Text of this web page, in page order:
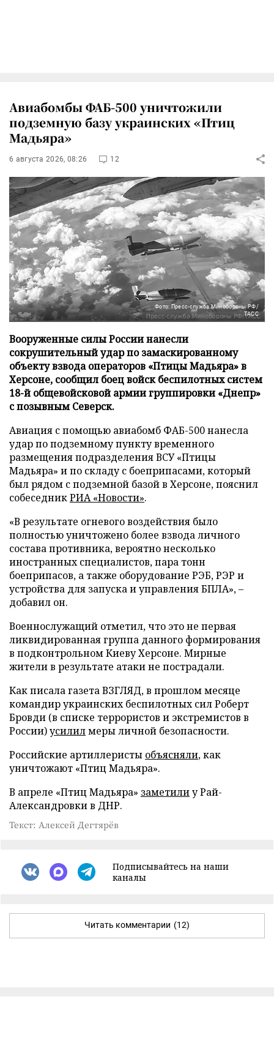
Авиабомбы ФАБ-500 уничтожили
подземную базу украинских «Птиц
Мадьяра»
6 августа 2026, 08:26 12
Фото: Пресс-служба Минобороны РФ/
ТАСС
Вооруженные силы России нанесли
сокрушительный удар по замаскированному
объекту взвода операторов «Птицы Мадьяра» в
Херсоне, сообщил боец войск беспилотных систем
18-й общевойсковой армии группировки «Днепр»
с позывным Северск.
Авиация с помощью авиабомб ФАБ-500 нанесла
удар по подземному пункту временного
размещения подразделения ВСУ «Птицы
Мадьяра» и по складу с боеприпасами, который
был рядом с подземной базой в Херсоне, пояснил
собеседникРИА «Новости».
«В результате огневого воздействия было
полностью уничтожено более взвода личного
состава противника, вероятно несколько
иностранных специалистов, пара тонн
боеприпасов, а также оборудование РЭБ, РЭР и
устройства для запуска и управления БПЛА», –
добавил он.
Военнослужащий отметил, что это не первая
ликвидированная группа данного формирования
в подконтрольном Киеву Херсоне. Мирные
жители в результате атаки не пострадали.
Как писала газета ВЗГЛЯД, в прошлом месяце
командир украинских беспилотных сил Роберт
Бровди (в списке террористов и экстремистов в
России)усилилмеры личной безопасности.
Российские артиллеристы объясняли, как
уничтожают «Птиц Мадьяра».
В апреле «Птиц Мадьяра» заметилиу Рай-
Александровки в ДНР.
Текст: Алексей Дегтярёв
Подписывайтесь на наши
каналы
Читать комментарии (12)